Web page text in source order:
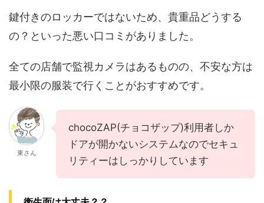
鍵付きのロッカーではないため、貴重品どうする
の？といった悪い口コミがありました。
全ての店舗で監視カメラはあるものの、不安な方は
最小限の服装で行くことがおすすめです。
東さん
chocoZAP(チョコザップ)利用者しか
ドアが開かないシステムなのでセキュ
リティーはしっかりしています